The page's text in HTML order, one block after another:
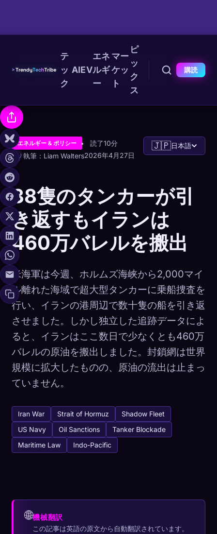
テ
ッ
ク
AIEV
エネ
ルギ
ー
マー
ケッ
ト
ピ
ッ
ク
ス
購読
エネルギー & ポリシー
読了10分
執筆：Liam Walters2026年4月27日
🇯🇵日本語
38隻のタンカーが引
き返すもイランは
460万バレルを搬出
米海軍は今週、ホルムズ海峡から2,000マイ
ル離れた海域で超大型タンカーに乗船捜査を
行い、イランの港周辺で数十隻の船を引き返
させました。しかし独立した追跡データによ
ると、イランはここ数日で少なくとも460万
バレルの原油を搬出しました。封鎖網は世界
規模に拡大したものの、原油の流出は止まっ
ていません。
Iran War Strait of Hormuz
Shadow Fleet
US Navy
Oil Sanctions
Tanker Blockade
Maritime Law
Indo-Pacific
🌐機械翻訳
この記事は英語の原文から自動翻訳されています。